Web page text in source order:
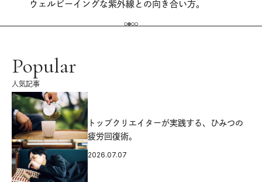
ウェルビーイングな紫外線との向き合い方。
Popular
人気記事
トップクリエイターが実践する、ひみつの
疲労回復術。
2026.07.07